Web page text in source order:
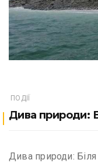
ПОДІЇ
Дива природи:
Дива природи: Біля